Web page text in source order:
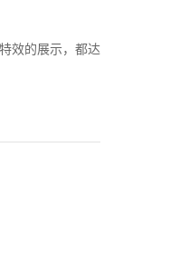
效的展示，都达